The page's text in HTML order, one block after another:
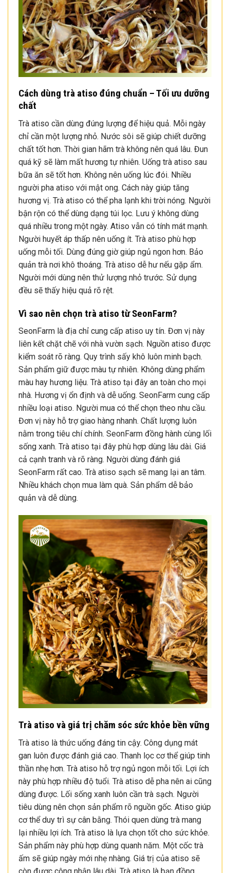
Cách dùng trà atiso đúng chuẩn – Tối ưu dưỡng
chất
Trà atiso cần dùng đúng lượng để hiệu quả. Mỗi ngày
chỉ cần một lượng nhỏ. Nước sôi sẽ giúp chiết dưỡng
chất tốt hơn. Thời gian hãm trà không nên quá lâu. Đun
quá kỹ sẽ làm mất hương tự nhiên. Uống trà atiso sau
bữa ăn sẽ tốt hơn. Không nên uống lúc đói. Nhiều
người pha atiso với mật ong. Cách này giúp tăng
hương vị. Trà atiso có thể pha lạnh khi trời nóng. Người
bận rộn có thể dùng dạng túi lọc. Lưu ý không dùng
quá nhiều trong một ngày. Atiso vẫn có tính mát mạnh.
Người huyết áp thấp nên uống ít. Trà atiso phù hợp
uống mỗi tối. Dùng đúng giờ giúp ngủ ngon hơn. Bảo
quản trà nơi khô thoáng. Trà atiso dễ hư nếu gặp ẩm.
Người mới dùng nên thử lượng nhỏ trước. Sử dụng
đều sẽ thấy hiệu quả rõ rệt.
Vì sao nên chọn trà atiso từ SeonFarm?
SeonFarm là địa chỉ cung cấp atiso uy tín. Đơn vị này
liên kết chặt chẽ với nhà vườn sạch. Nguồn atiso được
kiểm soát rõ ràng. Quy trình sấy khô luôn minh bạch.
Sản phẩm giữ được màu tự nhiên. Không dùng phẩm
màu hay hương liệu. Trà atiso tại đây an toàn cho mọi
nhà. Hương vị ổn định và dễ uống. SeonFarm cung cấp
nhiều loại atiso. Người mua có thể chọn theo nhu cầu.
Đơn vị này hỗ trợ giao hàng nhanh. Chất lượng luôn
nằm trong tiêu chí chính. SeonFarm đồng hành cùng lối
sống xanh. Trà atiso tại đây phù hợp dùng lâu dài. Giá
cả cạnh tranh và rõ ràng. Người dùng đánh giá
SeonFarm rất cao. Trà atiso sạch sẽ mang lại an tâm.
Nhiều khách chọn mua làm quà. Sản phẩm dễ bảo
quản và dễ dùng.
Trà atiso và giá trị chăm sóc sức khỏe bền vững
Trà atiso là thức uống đáng tin cậy. Công dụng mát
gan luôn được đánh giá cao. Thanh lọc cơ thể giúp tinh
thần nhẹ hơn. Trà atiso hỗ trợ ngủ ngon mỗi tối. Lợi ích
này phù hợp nhiều độ tuổi. Trà atiso dễ pha nên ai cũng
dùng được. Lối sống xanh luôn cần trà sạch. Người
tiêu dùng nên chọn sản phẩm rõ nguồn gốc. Atiso giúp
cơ thể duy trì sự cân bằng. Thói quen dùng trà mang
lại nhiều lợi ích. Trà atiso là lựa chọn tốt cho sức khỏe.
Sản phẩm này phù hợp dùng quanh năm. Một cốc trà
ấm sẽ giúp ngày mới nhẹ nhàng. Giá trị của atiso sẽ
còn được công nhận lâu dài. Trà atiso là bạn đồng